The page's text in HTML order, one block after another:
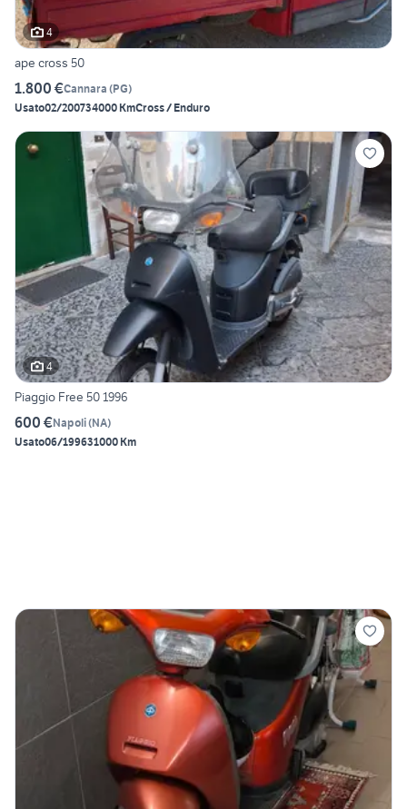
4
ape cross 50
1.800 €Cannara (PG)
Usato02/200734000 KmCross / Enduro
4
Piaggio Free 50 1996
600 €Napoli(NA)
Usato06/199631000 Km